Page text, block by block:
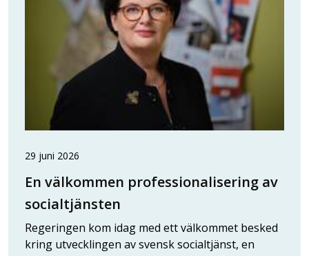
29 juni 2026
En välkommen professionalisering av
socialtjänsten
Regeringen kom idag med ett välkommet besked
kring utvecklingen av svensk socialtjänst, en